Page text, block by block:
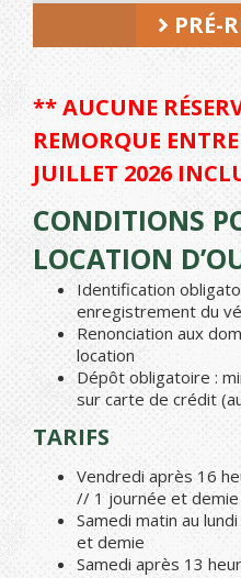
PRÉ-
** AUCUNE
REMORQUE
JUILLET 2026
CONDITIONS
LOCATION
Identification
enregistrement du
Renonciation aux
location
Dépôt obligatoire :
sur carte de crédit
TARIFS
Vendredi après 16
// 1 journée et demie
Samedi matin au
et demie
Samedi après 13